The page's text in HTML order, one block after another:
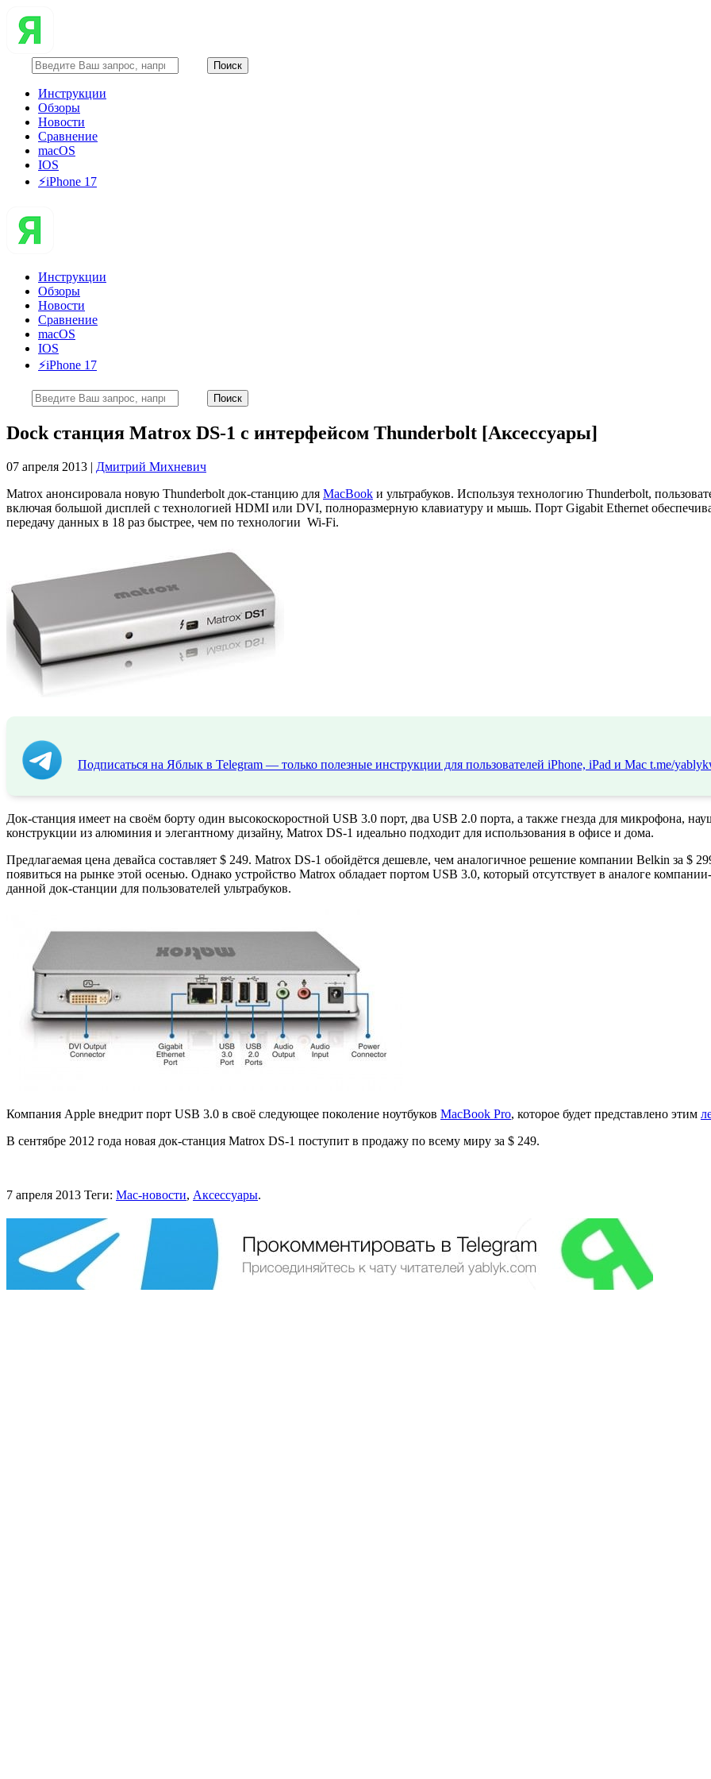
Инструкции
Обзоры
Новости
Сравнение
macOS
IOS
⚡️iPhone 17
Инструкции
Обзоры
Новости
Сравнение
macOS
IOS
⚡️iPhone 17
Dock станция Matrox DS-1 с интерфейсом Thunderbolt [Аксессуары]
07 апреля 2013 | Дмитрий Михневич
Matrox анонсировала новую Thunderbolt док-станцию для MacBook и ультрабуков. Используя технологию Thunderbolt,
включая большой дисплей с технологией HDMI или DVI, полноразмерную клавиатуру и мышь. Порт Gigabit Ethernet
передачу данных в 18 раз быстрее, чем по технологии Wi-Fi.
Подписаться на Яблык в Telegram — только полезные инструкции для пользователей iPhone, iPad и Mac t.me/
Док-станция имеет на своём борту один высокоскоростной ​​USB 3.0 порт, два USB 2.0 порта, а также гнезда для микрофона,
конструкции из алюминия и элегантному дизайну, Matrox DS-1 идеально подходит для использования в офисе и дома.
Предлагаемая цена девайса составляет $ 249. Matrox DS-1 обойдётся дешевле, чем аналогичное решение компании Belkin за $
появиться на рынке этой осенью. Однако устройство Matrox обладает портом USB 3.0, который отсутствует в аналоге
данной док-станции для пользователей ультрабуков.
Компания Apple внедрит порт USB 3.0 в своё следующее поколение ноутбуков MacBook Pro, которое будет представлено этим
В сентябре 2012 года новая док-станция Matrox DS-1 поступит в продажу по всему миру за $ 249.
7 апреля 2013 Теги: Mac-новости, Аксессуары.